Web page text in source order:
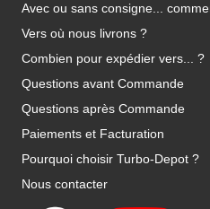
Avec ou sans consigne...
Vers où nous livrons ?
Combien pour expédier vers... ?
Questions avant Commande
Questions après Commande
Paiements et Facturation
Pourquoi choisir Turbo-Depot ?
Nous contacter